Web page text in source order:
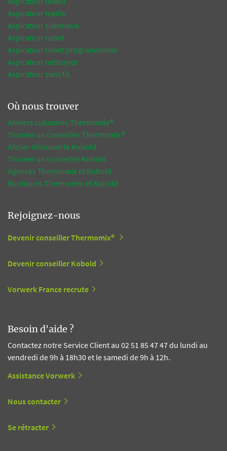
Aspirateur textile
Aspirateur silencieux
Aspirateur robot
Aspirateur robot programmable
Aspirateur nettoyeur
Aspirateur sans fil
Où nous trouver
Ateliers culinaires Thermomix®
Trouver un conseiller Thermomix®
Atelier découverte Kobold
Trouver un conseiller Kobold
Agences Thermomix et Kobold
Boutiques Thermomix et Kobold
Rejoignez-nous
Devenir conseiller Thermomix®
Devenir conseiller Kobold
Vorwerk France recrute
Besoin d'aide ?
Contactez notre Service Client au 02 51 85 47 47 du lundi au
vendredi de 9h à 18h30 et le samedi de 9h à 12h.
Assistance Vorwerk
Nous contacter
Se rétracter